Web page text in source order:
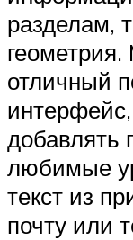
разделам,
отличный
добавлять
любимые
текст из
почту или